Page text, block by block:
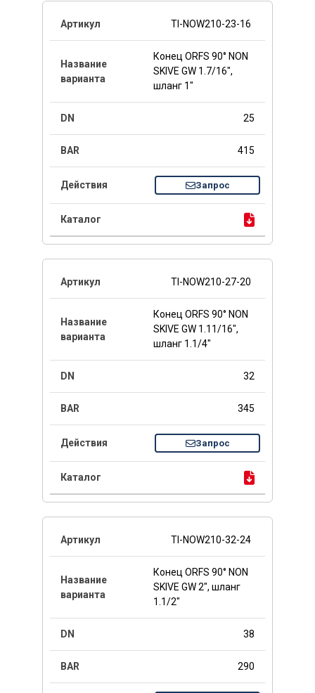
TI-NOW210-23-16
Конец ORFS 90° NON
SKIVE GW 1.7/16",
шланг 1"
25
415
Запрос
TI-NOW210-27-20
Конец ORFS 90° NON
SKIVE GW 1.11/16",
шланг 1.1/4"
32
345
Запрос
TI-NOW210-32-24
Конец ORFS 90° NON
SKIVE GW 2", шланг
1.1/2"
38
290